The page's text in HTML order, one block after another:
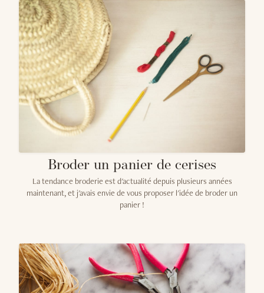
Broder un panier de cerises
La tendance broderie est d'actualité depuis plusieurs années
maintenant, et j'avais envie de vous proposer l'idée de broder un
panier !